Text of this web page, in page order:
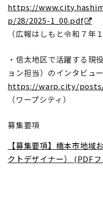
https://
p/28/2025-1_00.pdf
（広報はしもと令和７年
・信太地区で活躍する現
ョン担当）のインタビュ
https://warp.city/posts/
（ワープシティ）
募集要項
【募集要項】橋本市地域
クトデザイナー） (PDF